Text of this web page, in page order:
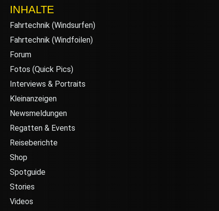
INHALTE
Fahrtechnik (Windsurfen)
Fahrtechnik (Windfoilen)
Forum
Fotos (Quick Pics)
Interviews & Portraits
Kleinanzeigen
Newsmeldungen
Regatten & Events
Reiseberichte
Shop
Spotguide
Stories
Videos